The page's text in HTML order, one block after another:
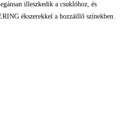
illeszkedik a csuklóhoz, és
ékszerekkel a hozzáillő színekben.